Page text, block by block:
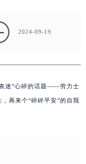
2024-09-19
迷”心碎的话题——劳力士
再来个“碎碎平安”的自我